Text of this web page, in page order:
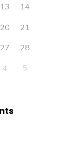
13
14
20
21
27
28
4 5